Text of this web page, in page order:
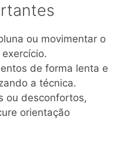
ou movimentar o
de forma lenta e
a técnica.
ou desconfortos,
orientação